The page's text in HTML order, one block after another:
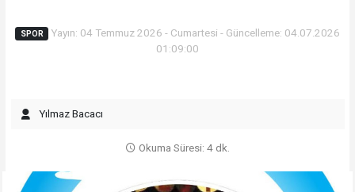
SPOR
Yayın: 04 Temmuz 2026 - Cumartesi - Güncelleme: 04.07.2026
01:09:00
Yılmaz Bacacı
Okuma Süresi: 4 dk.